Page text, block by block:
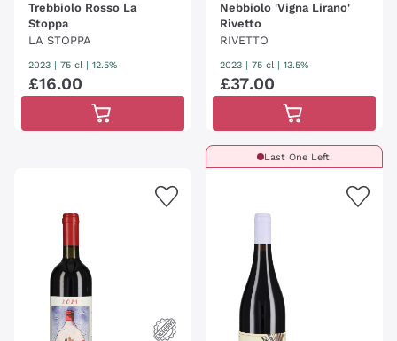
Trebbiolo Rosso La
Stoppa
LA STOPPA
2023 75 cl | 12.5%
£16.00
Nebbiolo 'Vigna Lirano'
Rivetto
RIVETTO
2023 75 cl | 13.5%
£37.00
Last One Left!